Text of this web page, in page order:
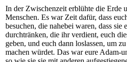
In der Zwischenzeit erblühte die Erde
Menschen. Es war Zeit dafür, dass
besuchen, die nahebei waren, dass
durchtränken, die ihr verdient, euch
geben, und euch dann loslassen, um
machen würdet. Das war eure Adam-